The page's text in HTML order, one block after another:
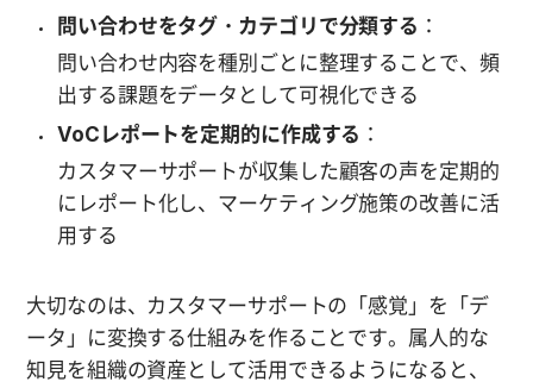
問い合わせをタグ・カテゴリで分類する ：
問い合わせ内容を種別ごとに整理することで、頻
出する課題をデータとして可視化できる
VoCレポートを定期的に作成する ：
カスタマーサポートが収集した顧客の声を定期的
にレポート化し、マーケティング施策の改善に活
用する
大切なのは、カスタマーサポートの「感覚」を「デ
ータ」に変換する仕組みを作ることです。属人的な
知見を組織の資産として活用できるようになると、